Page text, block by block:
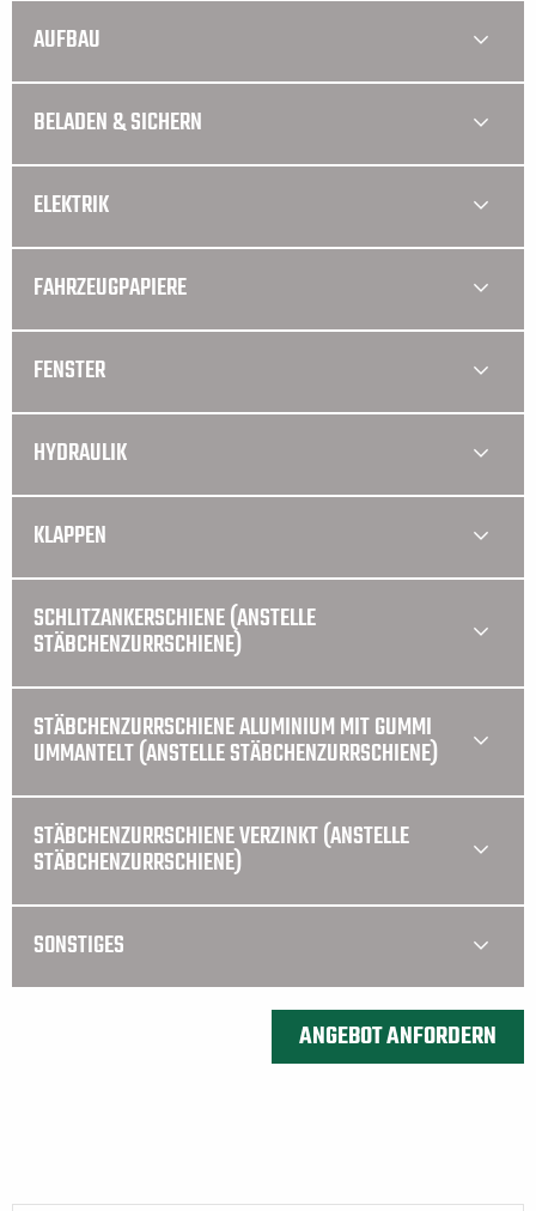
AUFBAU
BELADEN & SICHERN
ELEKTRIK
FAHRZEUGPAPIERE
FENSTER
HYDRAULIK
KLAPPEN
SCHLITZANKERSCHIENE (ANSTELLE
STÄBCHENZURRSCHIENE)
STÄBCHENZURRSCHIENE ALUMINIUM MIT GUMMI
UMMANTELT (ANSTELLE STÄBCHENZURRSCHIENE)
STÄBCHENZURRSCHIENE VERZINKT (ANSTELLE
STÄBCHENZURRSCHIENE)
SONSTIGES